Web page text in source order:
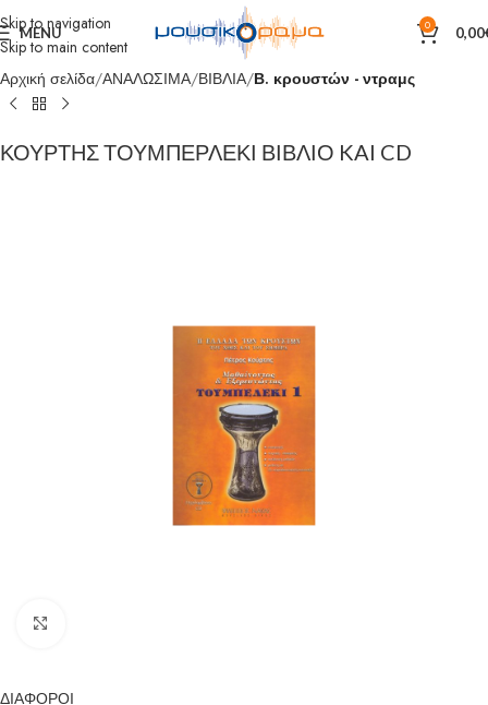
Skip to navigation
Skip to main content
MENU 0 0,00
Αρχική σελίδα ΑΝΑΛΩΣΙΜΑ ΒΙΒΛΙΑ Β. κρουστών - ντραμς
ΚΟΥΡΤΗΣ ΤΟΥΜΠΕΡΛΕΚΙ ΒΙΒΛΙΟ KAI CD
ΔΙΑΦΟΡΟΙ